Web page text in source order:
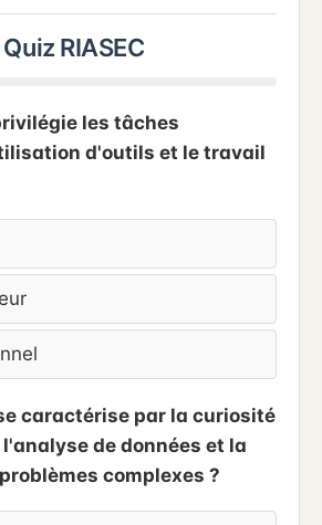
Quiz RIASEC
les tâches
d'outils et le travail
caractérise par la curiosité
de données et la
complexes ?